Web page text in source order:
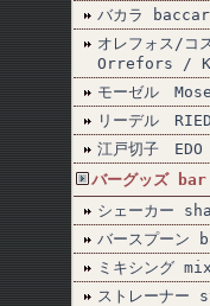
バカラ
オレフォス/コ
Orrefors /
モーゼル
リーデル
江戸切子
バーグッズ
シェーカー
バースプーン
ミキシング
ストレーナ